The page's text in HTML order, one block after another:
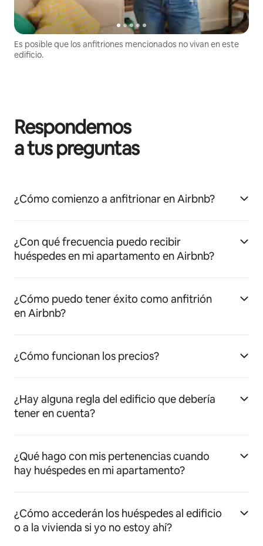
Es posible que los anfitriones mencionados no vivan en este
edificio.
Respondemos
a tus preguntas
¿Cómo comienzo a anfitrionar en Airbnb?
¿Con qué frecuencia puedo recibir
huéspedes en mi apartamento en Airbnb?
¿Cómo puedo tener éxito como anfitrión
en Airbnb?
¿Cómo funcionan los precios?
¿Hay alguna regla del edificio que debería
tener en cuenta?
¿Qué hago con mis pertenencias cuando
hay huéspedes en mi apartamento?
¿Cómo accederán los huéspedes al edificio
o a la vivienda si yo no estoy ahí?